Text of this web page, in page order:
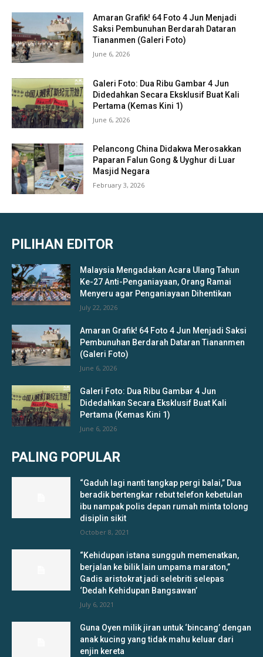
Amaran Grafik! 64 Foto 4 Jun Menjadi
Saksi Pembunuhan Berdarah Dataran
Tiananmen (Galeri Foto)
June 6, 2026
Galeri Foto: Dua Ribu Gambar 4 Jun
Didedahkan Secara Eksklusif Buat Kali
Pertama (Kemas Kini 1)
June 6, 2026
Pelancong China Didakwa Merosakkan
Paparan Falun Gong & Uyghur di Luar
Masjid Negara
February 3, 2026
PILIHAN EDITOR
Malaysia Mengadakan Acara Ulang Tahun
Ke-27 Anti-Penganiayaan, Orang Ramai
Menyeru agar Penganiayaan Dihentikan
July 22, 2026
Amaran Grafik! 64 Foto 4 Jun Menjadi Saksi
Pembunuhan Berdarah Dataran Tiananmen
(Galeri Foto)
June 6, 2026
Galeri Foto: Dua Ribu Gambar 4 Jun
Didedahkan Secara Eksklusif Buat Kali
Pertama (Kemas Kini 1)
June 6, 2026
PALING POPULAR
“Gaduh lagi nanti tangkap pergi balai,” Dua
beradik bertengkar rebut telefon kebetulan
ibu nampak polis depan rumah minta tolong
disiplin sikit
October 8, 2021
“Kehidupan istana sungguh memenatkan,
berjalan ke bilik lain umpama maraton,”
Gadis aristokrat jadi selebriti selepas
‘Dedah Kehidupan Bangsawan’
July 6, 2021
Guna Oyen milik jiran untuk ‘bincang’ dengan
anak kucing yang tidak mahu keluar dari
enjin kereta